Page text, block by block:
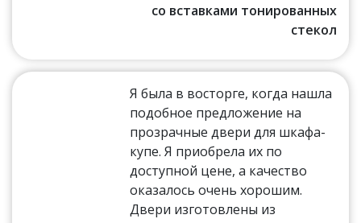
со вставками тонированных
стекол
Я была в восторге, когда нашла
подобное предложение на
прозрачные двери для шкафа-
купе. Я приобрела их по
доступной цене, а качество
оказалось очень хорошим.
Двери изготовлены из